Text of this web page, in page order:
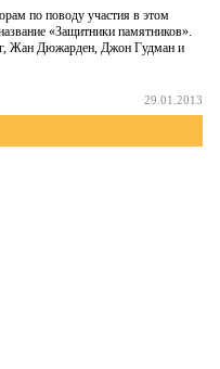
по поводу участия в этом
«Защитники памятников».
Жан Дюжарден, Джон Гудман и
29.01.2013